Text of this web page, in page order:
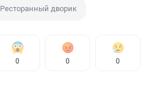
Ресторанный дворик
0 0 0